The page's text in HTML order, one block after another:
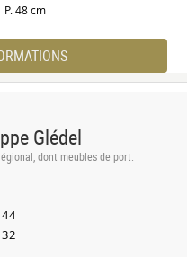
P. 48 cm
Glédel
dont meubles de port.